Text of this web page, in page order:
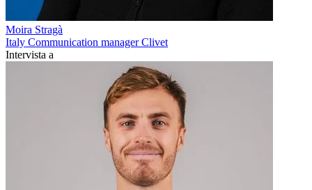
Moira Stragà
Italy Communication manager Clivet
Intervista a